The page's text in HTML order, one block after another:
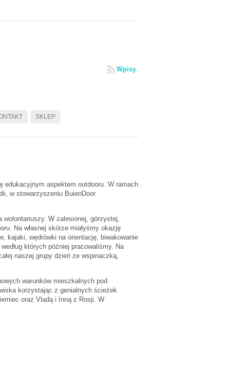
Wpisy
SKLEP
edukacyjnym aspektem outdooru. W ramach
w stowarzyszeniu BuienDoor.
wolontariuszy. W zalesionej, górzystej,
Na własnej skórze miałyśmy okazję
kajaki, wędrówki na orientację, biwakowanie
których później pracowaliśmy. Na
naszej grupy dzień ze wspinaczką,
warunków mieszkalnych pod
korzystając z genialnych ścieżek
oraz Vladą i Inną z Rosji. W